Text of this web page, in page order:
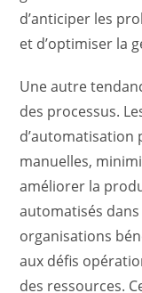
d’anticiper les
et d’optimiser la
Une autre
des processus.
manuelles,
améliorer la
automatisés dans
organisations
aux défis
des ressources.